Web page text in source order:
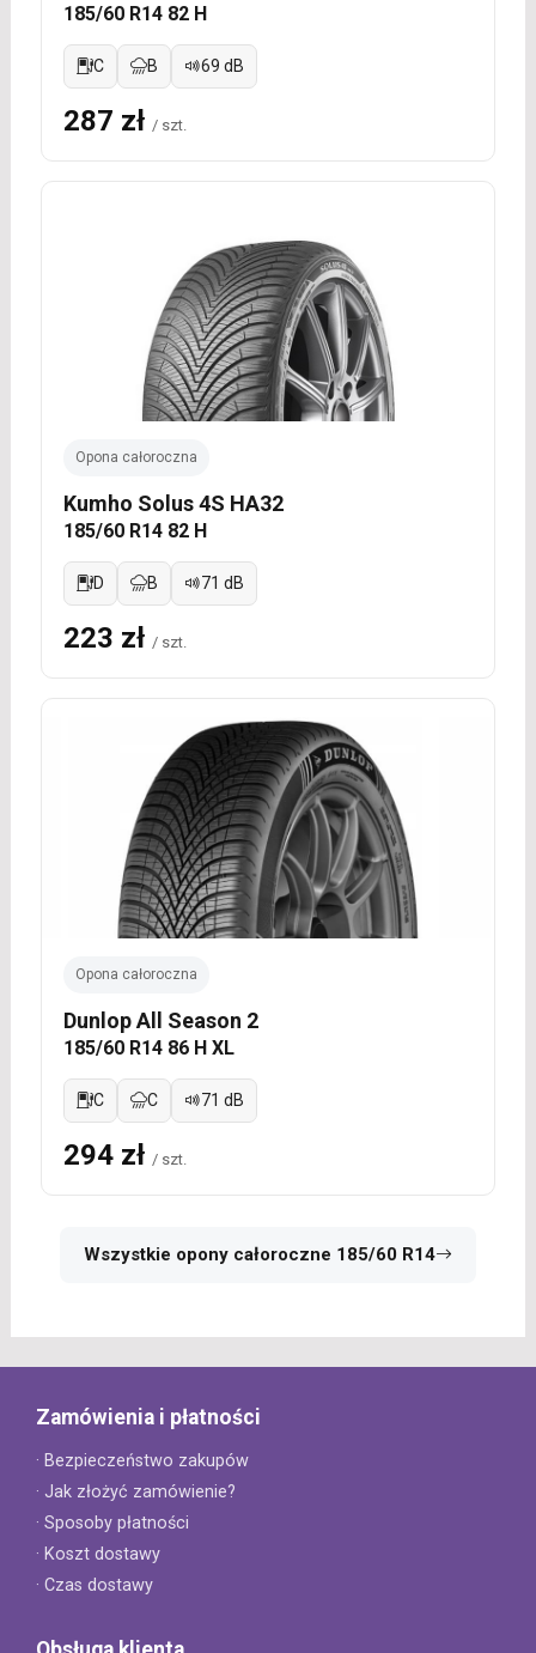
185/60 R14 82 H
C B 69 dB
287 zł / szt.
Opona całoroczna
Kumho Solus 4S HA32
185/60 R14 82 H
D B 71 dB
223 zł / szt.
Opona całoroczna
Dunlop All Season 2
185/60 R14 86 H XL
C C 71 dB
294 zł / szt.
Wszystkie opony całoroczne 185/60 R14
Zamówienia i płatności
· Bezpieczeństwo zakupów
· Jak złożyć zamówienie?
· Sposoby płatności
· Koszt dostawy
· Czas dostawy